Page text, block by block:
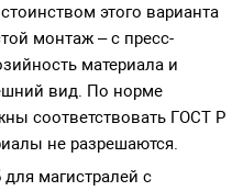
этого варианта
монтаж – с пресс-
материала и
вид. По норме
соответствовать ГОСТ Р
не разрешаются.
магистралей с